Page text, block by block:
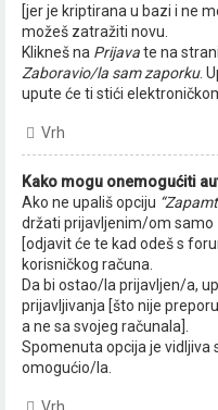
[jer je kriptirana u bazi i ne
možeš zatražiti novu.
Klikneš na Prijavate na
Zaboravio/la sam zaporku.
upute će ti stići
Vrh
Kako mogu onemogućiti
Ako ne upališ opciju
držati prijavljenim/om
[odjavit će te kad odeš s
korisničkog računa.
Da bi ostao/la prijavljen/a,
prijavljivanja [što nije
a ne sa svojeg računala].
Spomenuta opcija je
omogućio/la.
Vrh